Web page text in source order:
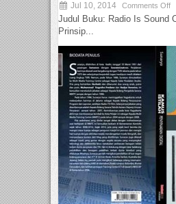
Jul 10, 2014 Comments Off
Judul Buku: Radio Is Sound
Prinsip...